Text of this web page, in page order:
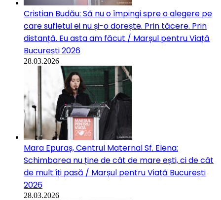
Cristian Budău: Să nu o împingi spre o alegere pe
care sufletul ei nu și-o dorește. Prin tăcere. Prin
distanță. Eu asta am făcut / Marșul pentru Viață
București 2026
28.03.2026
Mara Epuraș, Centrul Maternal Sf. Elena:
Schimbarea nu ține de cât de mare ești, ci de cât
de mult îți pasă / Marșul pentru Viață București
2026
28.03.2026